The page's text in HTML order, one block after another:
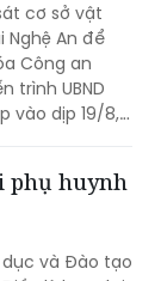
định hướng
nghệ và đổi
Trường
An
cơ sở vật
An để
UBND
vào dịp 19/8,
phụ huynh